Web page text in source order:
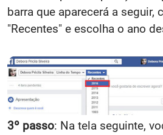
barra que aparecerá a seguir,
"Recentes" e escolha o ano
3º passo: Na tela seguinte,